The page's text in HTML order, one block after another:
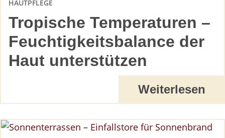
Tropische Temperaturen –
Feuchtigkeitsbalance der
Haut unterstützen
HAUTPFLEGE
Weiterlesen